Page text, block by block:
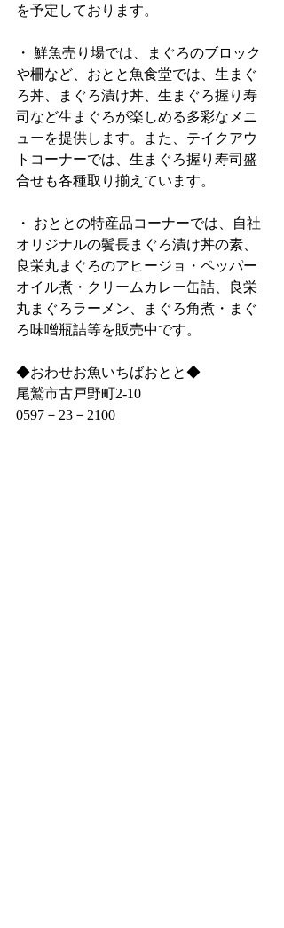
を予定しております。
・ 鮮魚売り場では、まぐろのブロック
や柵など、おとと魚食堂では、生まぐ
ろ丼、まぐろ漬け丼、生まぐろ握り寿
司など生まぐろが楽しめる多彩なメニ
ューを提供します。また、テイクアウ
トコーナーでは、生まぐろ握り寿司盛
合せも各種取り揃えています。
・ おととの特産品コーナーでは、自社
オリジナルの鬢長まぐろ漬け丼の素、
良栄丸まぐろのアヒージョ・ペッパー
オイル煮・クリームカレー缶詰、良栄
丸まぐろラーメン、まぐろ角煮・まぐ
ろ味噌瓶詰等を販売中です。
◆おわせお魚いちばおとと◆
尾鷲市古戸野町2‐10
0597－23－2100